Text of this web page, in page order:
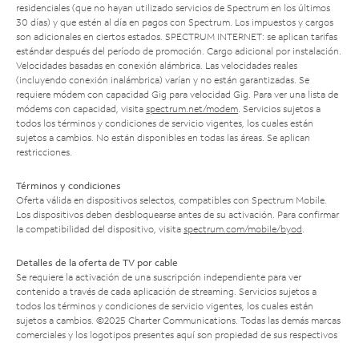
residenciales (que no hayan utilizado servicios de Spectrum en los últimos
30 días) y que estén al día en pagos con Spectrum. Los impuestos y cargos
son adicionales en ciertos estados. SPECTRUM INTERNET: se aplican tarifas
estándar después del período de promoción. Cargo adicional por instalación.
Velocidades basadas en conexión alámbrica. Las velocidades reales
(incluyendo conexión inalámbrica) varían y no están garantizadas. Se
requiere módem con capacidad Gig para velocidad Gig. Para ver una lista de
módems con capacidad, visita spectrum.net/modem . Servicios sujetos a
todos los términos y condiciones de servicio vigentes, los cuales están
sujetos a cambios. No están disponibles en todas las áreas. Se aplican
restricciones.
Términos y condiciones
Oferta válida en dispositivos selectos, compatibles con Spectrum Mobile.
Los dispositivos deben desbloquearse antes de su activación. Para confirmar
la compatibilidad del dispositivo, visita spectrum.com/mobile/byod
Detalles de la oferta de TV por cable
Se requiere la activación de una suscripción independiente para ver
contenido a través de cada aplicación de streaming. Servicios sujetos a
todos los términos y condiciones de servicio vigentes, los cuales están
sujetos a cambios. ©2025 Charter Communications. Todas las demás marcas
comerciales y los logotipos presentes aquí son propiedad de sus respectivos